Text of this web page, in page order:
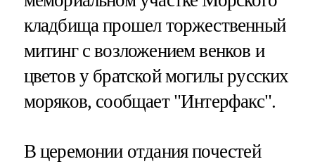
кладбища прошел торжественный
митинг с возложением венков и
цветов у братской могилы русских
моряков, сообщает "Интерфакс".
В церемонии отдания почестей